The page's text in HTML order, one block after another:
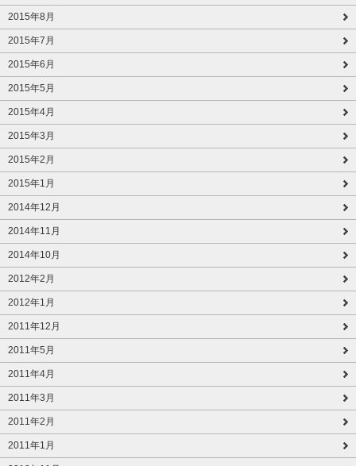
2015年8月
2015年7月
2015年6月
2015年5月
2015年4月
2015年3月
2015年2月
2015年1月
2014年12月
2014年11月
2014年10月
2012年2月
2012年1月
2011年12月
2011年5月
2011年4月
2011年3月
2011年2月
2011年1月